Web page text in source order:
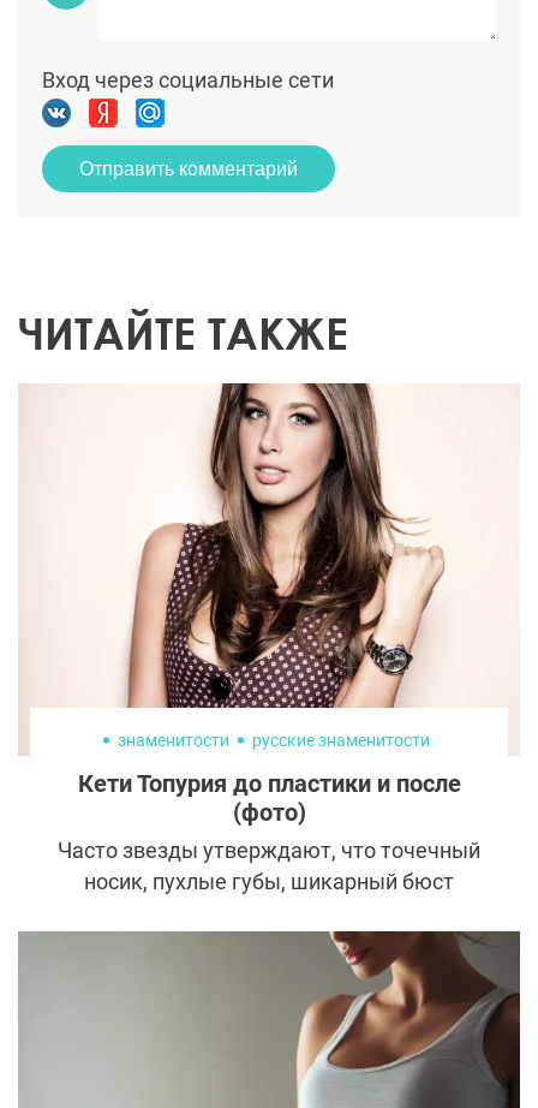
Вход через социальные сети
Отправить комментарий
ЧИТАЙТЕ ТАКЖЕ
знаменитости русские знаменитости
Кети Топурия до пластики и после
(фото)
Часто звезды утверждают, что точечный
носик, пухлые губы, шикарный бюст
находят смелость признаться, что
идеальная внешность – заслуга
пластической хирургии. Кети Топурия
оказалась в этом меньшинстве.